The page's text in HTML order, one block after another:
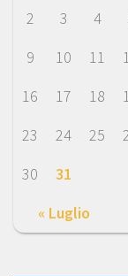
« Luglio
2
3 4
9
10 11
16
17 18
23
24 25
30
31